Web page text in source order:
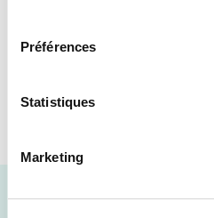
Préférences
Statistiques
Marketing
CONTACTEZ-NOUS !